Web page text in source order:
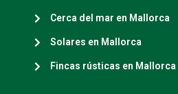
Cerca del mar en Mallorca
Solares en Mallorca
Fincas rústicas en Mallorca